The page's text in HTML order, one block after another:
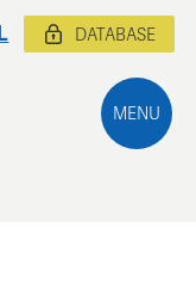
MENU
DATABASE